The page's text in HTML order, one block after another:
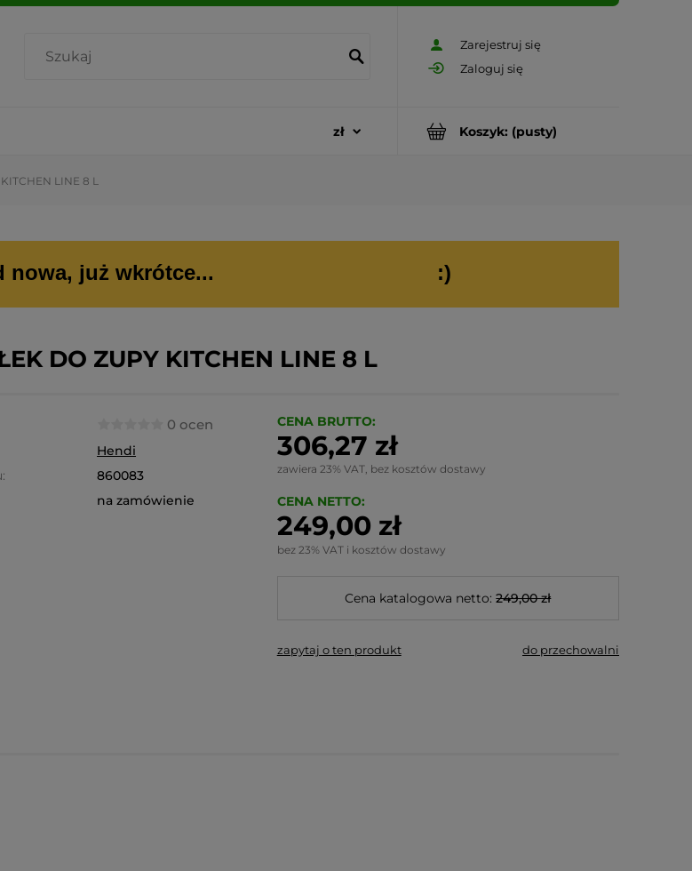
Zarejestruj się
Zaloguj się
Koszyk: (pusty)
LINE 8 L
nowa, już wkrótce... :)
DO ZUPY KITCHEN LINE 8 L
0 ocen
Hendi
860083
na zamówienie
CENA BRUTTO:
306,27 zł
zawiera 23% VAT, bez kosztów dostawy
CENA NETTO:
249,00 zł
bez 23% VAT i kosztów dostawy
Cena katalogowa netto: 249,00 zł
zapytaj o ten produkt do przechowalni